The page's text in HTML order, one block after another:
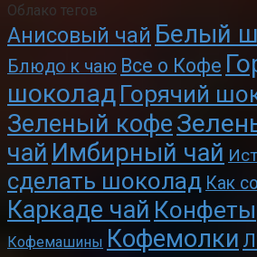
Облако тегов
Анисовый чай Белый
Блюдо к чаю Все о Кофе
шоколад Горячий
Зеленый кофе
чай Имбирный чай
сделать шоколад Как
Каркаде чай Конфеты
Кофемашины Кофемолки